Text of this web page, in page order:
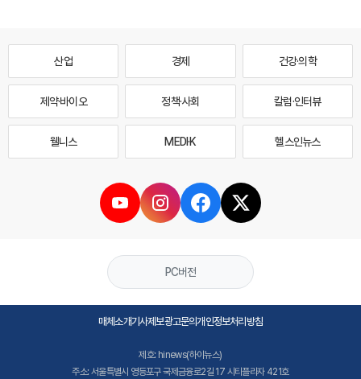
산업 경제 건강·의학
제약·바이오 정책·사회 칼럼·인터뷰
웰니스 MEDI·K 헬스인뉴스
PC버전
매체소개기사제보광고문의개인정보처리방침
제호: hinews(하이뉴스)
주소: 서울특별시 영등포구 국제금융로2길 17 시티플라자 421호